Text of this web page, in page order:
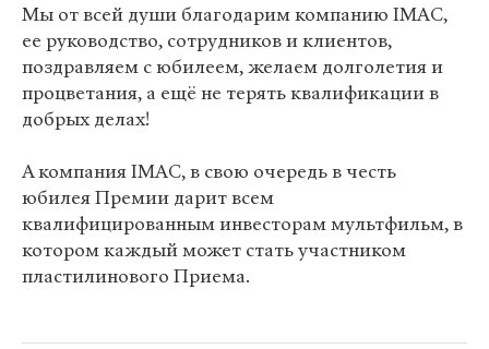
Мы от всей души благодарим компанию IMAC,
ее руководство, сотрудников и клиентов,
поздравляем с юбилеем, желаем долголетия и
процветания, а ещё не терять квалификации в
добрых делах!
А компания IMAC, в свою очередь в честь
юбилея Премии дарит всем
квалифицированным инвесторам мультфильм, в
котором каждый может стать участником
пластилинового Приема.